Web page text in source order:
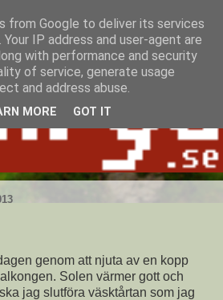
genom att njuta av en kopp
Solen värmer gott och
jag slutföra väsktårtan som jag
from Google to deliver its services
IP address and user-agent are
with performance and security
of service, generate usage
and address abuse.
MORE GOT IT